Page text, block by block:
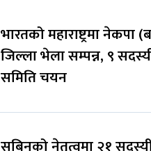
भारतको महाराष्ट्रमा नेकपा
जिल्ला भेला सम्पन्न, ९
समिति चयन